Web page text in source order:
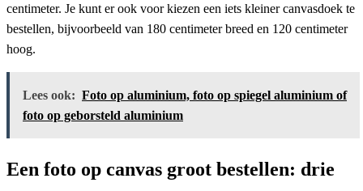
centimeter. Je kunt er ook voor kiezen een iets kleiner canvasdoek te
bestellen, bijvoorbeeld van 180 centimeter breed en 120 centimeter
hoog.
Lees ook: Foto op aluminium, foto op spiegel aluminium of
foto op geborsteld aluminium
Een foto op canvas groot bestellen: drie